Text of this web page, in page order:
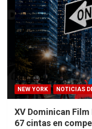
NEW YORK NOTICIAS
XV Dominican
67 cintas en